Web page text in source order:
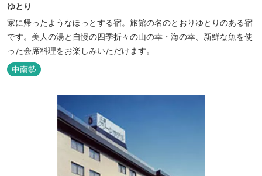
ゆとり
家に帰ったようなほっとする宿。旅館の名のとおりゆとりのある宿
です。美人の湯と自慢の四季折々の山の幸・海の幸、新鮮な魚を使
った会席料理をお楽しみいただけます。
中南勢